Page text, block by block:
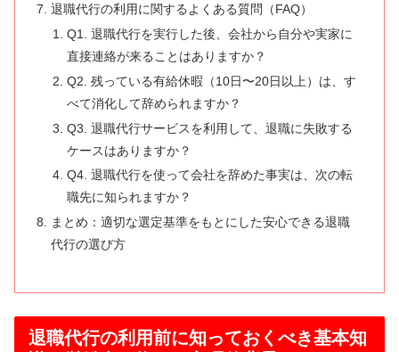
退職代行の利用に関するよくある質問（FAQ）
Q1. 退職代行を実行した後、会社から自分や実家に
直接連絡が来ることはありますか？
Q2. 残っている有給休暇（10日〜20日以上）は、す
べて消化して辞められますか？
Q3. 退職代行サービスを利用して、退職に失敗する
ケースはありますか？
Q4. 退職代行を使って会社を辞めた事実は、次の転
職先に知られますか？
まとめ：適切な選定基準をもとにした安心できる退職
代行の選び方
退職代行の利用前に知っておくべき基本知